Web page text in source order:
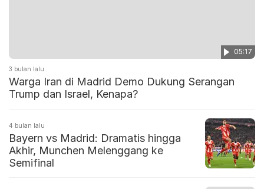
05:17
3 bulan lalu
Warga Iran di Madrid Demo Dukung Serangan
Trump dan Israel, Kenapa?
4 bulan lalu
Bayern vs Madrid: Dramatis hingga
Akhir, Munchen Melenggang ke
Semifinal